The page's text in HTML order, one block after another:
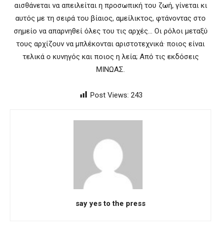
αισθάνεται να απειλείται η προσωπική του ζωή, γίνεται κι
αυτός με τη σειρά του βίαιος, αμείλικτος, φτάνοντας στο
σημείο να απαρνηθεί όλες του τις αρχές… Οι ρόλοι μεταξύ
τους αρχίζουν να μπλέκονται αριστοτεχνικά· ποιος είναι
τελικά ο κυνηγός και ποιος η λεία; Από τις εκδόσεις
ΜΙΝΩΑΣ.
Post Views: 243
say yes to the press